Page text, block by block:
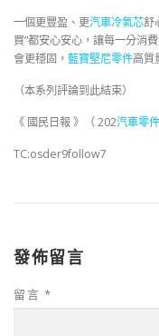
一個更豐盈、更汽車冷氣芯舒
買”都安心安心，讓每一分消
會更穩固， 藍寶堅尼零件高質
（本系列評論到此結束）
《 國民日報 》（ 202汽車零
TC:osder9follow7
發佈留言
留言 *